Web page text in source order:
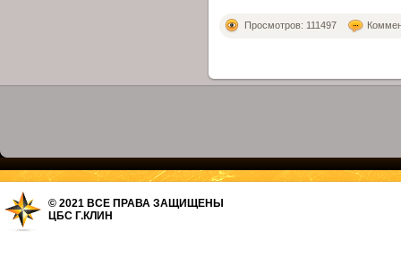
Просмотров: 111497
© 2021 ВСЕ ПРАВА ЗАЩИЩЕНЫ
ЦБС Г.КЛИН